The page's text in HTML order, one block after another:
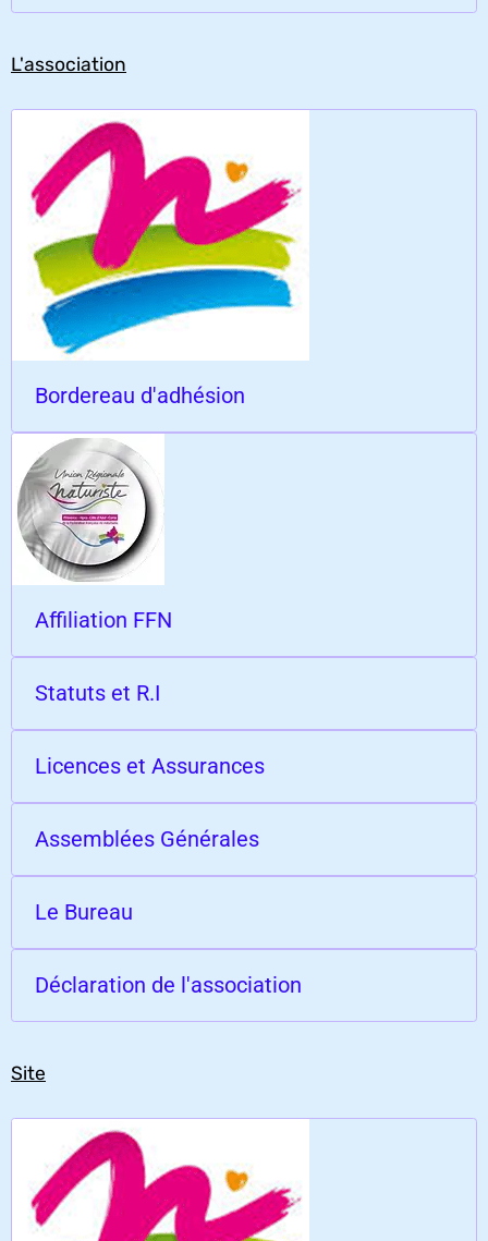
L'association
Bordereau d'adhésion
Affiliation FFN
Statuts et R.I
Licences et Assurances
Assemblées Générales
Le Bureau
Déclaration de l'association
Site